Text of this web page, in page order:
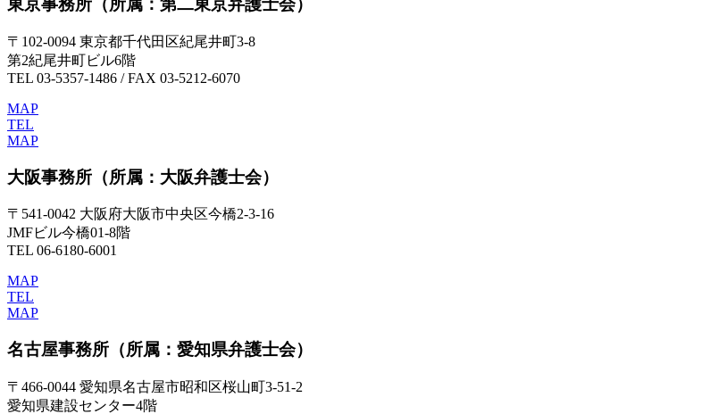
東京事務所 （所属：第二東京弁護士会）
〒102-0094 東京都千代田区紀尾井町3-8
第2紀尾井町ビル6階
TEL 03-5357-1486 / FAX 03-5212-6070
MAP
TEL
MAP
大阪事務所 （所属：大阪弁護士会）
〒541-0042 大阪府大阪市中央区今橋2-3-16
JMFビル今橋01-8階
TEL 06-6180-6001
MAP
TEL
MAP
名古屋事務所 （所属：愛知県弁護士会）
〒466-0044 愛知県名古屋市昭和区桜山町3-51-2
愛知県建設センター4階